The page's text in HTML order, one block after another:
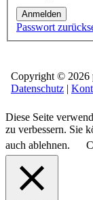
Anmelden
Passwort
Copyright © 2026
Datenschutz |
Diese Seite
zu verbessern. Sie
auch ablehnen.